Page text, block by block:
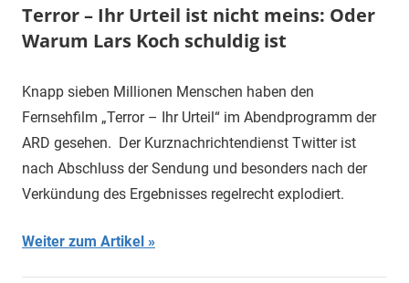
Terror – Ihr Urteil ist nicht meins: Oder
Warum Lars Koch schuldig ist
Knapp sieben Millionen Menschen haben den
Fernsehfilm „Terror – Ihr Urteil“ im Abendprogramm der
ARD gesehen. Der Kurznachrichtendienst Twitter ist
nach Abschluss der Sendung und besonders nach der
Verkündung des Ergebnisses regelrecht explodiert.
Weiter zum Artikel